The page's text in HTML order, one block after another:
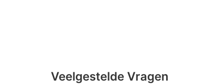
Veelgestelde Vragen